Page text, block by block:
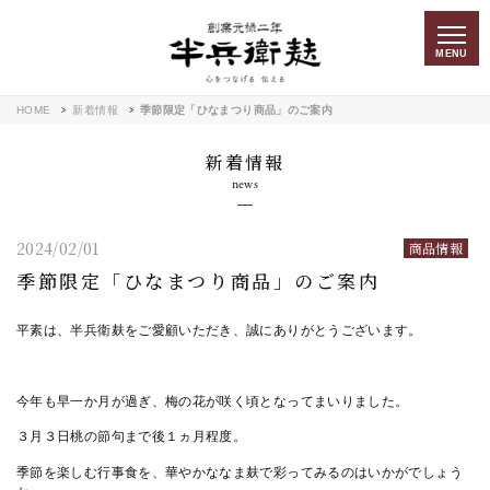
MENU
HOME 新着情報 季節限定「ひなまつり商品」のご案内
新着情報
news
季節限定「ひなまつり商品」のご案内
2024/02/01 商品情報
平素は、半兵衛麸をご愛顧いただき、誠にありがとうございます。
今年も早一か月が過ぎ、梅の花が咲く頃となってまいりました。
３月３日桃の節句まで後１ヵ月程度。
季節を楽しむ行事食を、華やかななま麸で彩ってみるのはいかがでしょう